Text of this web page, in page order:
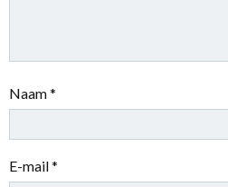
Naam*
E-mail*